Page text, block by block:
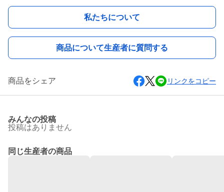
私たちについて
商品について生産者に質問する
商品をシェア リンクをコピー
みんなの投稿
投稿はありません
同じ生産者の商品